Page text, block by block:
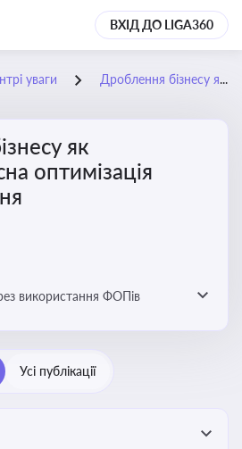
ВХІД ДО LIGA360
уваги Дроблення бізнесу як недобросовісна оптимізація оподаткування
як
оптимізація
використання ФОПів
Усі публікації